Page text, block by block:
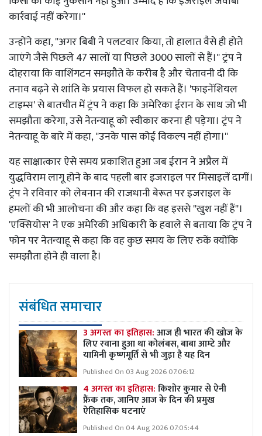
कार्रवाई नहीं करेगा।''
उन्होंने कहा, ''अगर बिबी ने पलटवार किया, तो हालात वैसे ही होते
जाएंगे जैसे पिछले 47 सालों या पिछले 3000 सालों से हैं।'' ट्रंप ने
दोहराया कि वाशिंगटन समझौते के करीब है और चेतावनी दी कि
तनाव बढ़ने से शांति के प्रयास विफल हो सकते हैं। 'फाइनेंशियल
टाइम्स' से बातचीत में ट्रंप ने कहा कि अमेरिका ईरान के साथ जो भी
समझौता करेगा, उसे नेतन्याहू को स्वीकार करना ही पड़ेगा। ट्रंप ने
नेतन्याहू के बारे में कहा, ''उनके पास कोई विकल्प नहीं होगा।''
यह साक्षात्कार ऐसे समय प्रकाशित हुआ जब ईरान ने अप्रैल में
युद्धविराम लागू होने के बाद पहली बार इजराइल पर मिसाइलें दागीं।
ट्रंप ने रविवार को लेबनान की राजधानी बेरूत पर इजराइल के
हमलों की भी आलोचना की और कहा कि वह इससे ''खुश नहीं हैं''।
'एक्सियोस' ने एक अमेरिकी अधिकारी के हवाले से बताया कि ट्रंप ने
फोन पर नेतन्याहू से कहा कि वह कुछ समय के लिए रुकें क्योंकि
समझौता होने ही वाला है।
संबंधित समाचार
3 अगस्त का इतिहास:आज ही भारत की खोज के
लिए रवाना हुआ था कोलंबस, बाबा आम्टे और
यामिनी कृष्णमूर्ति से भी जुड़ा है यह दिन
Published On 03 Aug 2026 07:06:12
4 अगस्त का इतिहास:किशोर कुमार से ऐनी
फ्रैंक तक, जानिए आज के दिन की प्रमुख
ऐतिहासिक घटनाएं
Published On 04 Aug 2026 07:05:44